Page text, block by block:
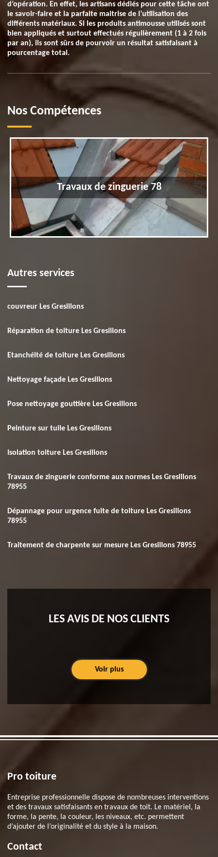
d’opération. En effet, les artisans dédiés pour cette tâche ont
le savoir-faire et la parfaite maitrise de l’utilisation des
différents matériaux. Si les produits antimousse utilisés sont
bien appliqués et surtout effectués régulièrement (1 à 2 fois
par an), ils sont sûrs de pourvoir un résultat satisfaisant à
pourcentage total.
Nos Compétences
Travaux de zinguerie 78
Autres services
couvreur Les Gresillons
Réparation de toiture Les Gresillons
Etanchéité de toiture Les Gresillons
Nettoyage façade Les Gresillons
Pose nettoyage gouttière Les Gresillons
Peinture sur tuile Les Gresillons
Isolation toiture Les Gresillons
Travaux de zinguerie conforme aux normes Les Gresillons
78955
Dépannage pour urgence fuite de toiture Les Gresillons
78955
Traitement de charpente sur mesure Les Gresillons 78955
LES AVIS DE NOS CLIENTS
Voir plus
Pro toiture
Entreprise professionnelle dispose de nombreuses interventions
et des travaux satisfaisants en travaux de toit. Le matériel, la
forme, la pente, la couleur, les niveaux, etc. permettent
d’ajouter de l’originalité et du style à la maison.
Contact